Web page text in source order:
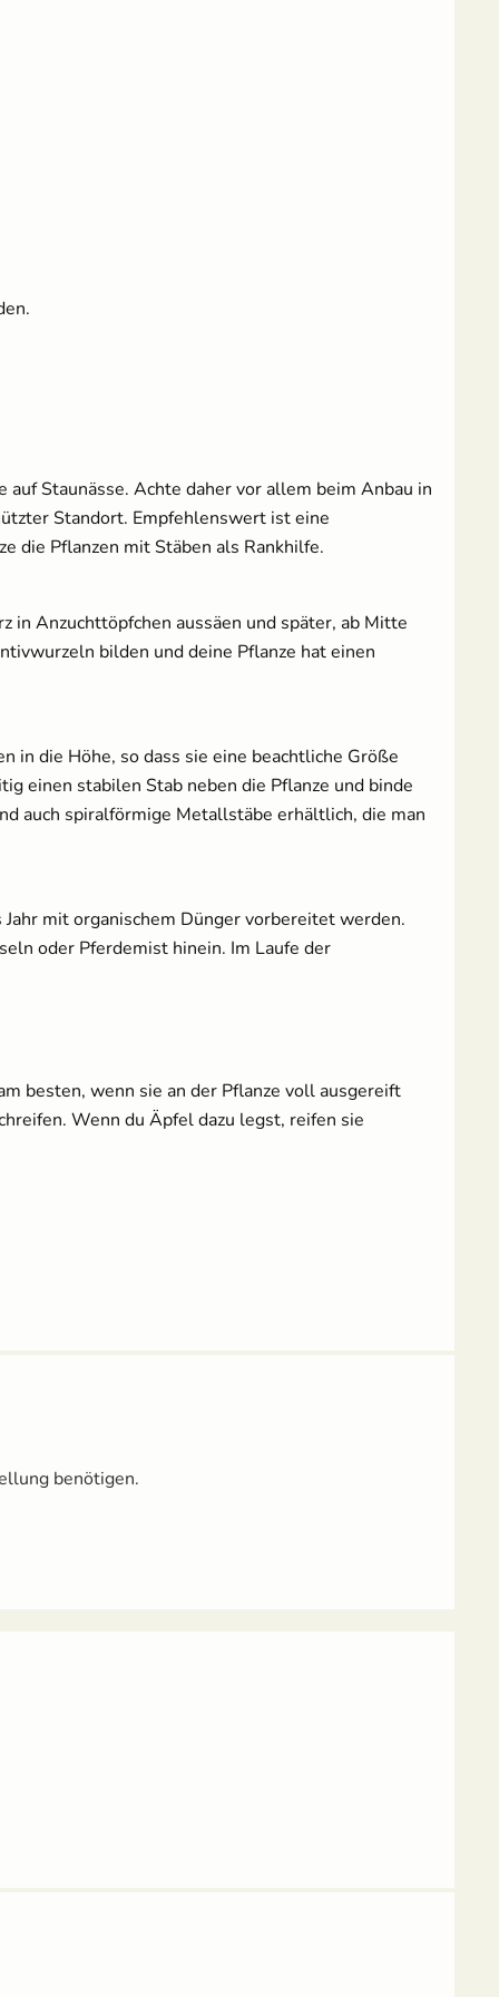
Staunässe. Achte daher vor allem beim Anbau in
Standort. Empfehlenswert ist eine
die Pflanzen mit Stäben als Rankhilfe.
in Anzuchttöpfchen aussäen und später, ab Mitte
bilden und deine Pflanze hat einen
in die Höhe, so dass sie eine beachtliche Größe
einen stabilen Stab neben die Pflanze und binde
auch spiralförmige Metallstäbe erhältlich, die man
mit organischem Dünger vorbereitet werden.
oder Pferdemist hinein. Im Laufe der
besten, wenn sie an der Pflanze voll ausgereift
Wenn du Äpfel dazu legst, reifen sie
benötigen.